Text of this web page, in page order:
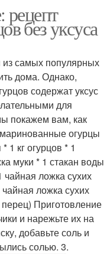
рецепт
без уксуса
самых популярных
дома. Однако,
содержат уксус
для
покажем вам, как
огурцы
1 кг огурцов * 1
муки * 1 стакан воды
чайная ложка сухих
ложка сухих
Приготовление
и нарежьте их на
добавьте соль и
солью. 3.